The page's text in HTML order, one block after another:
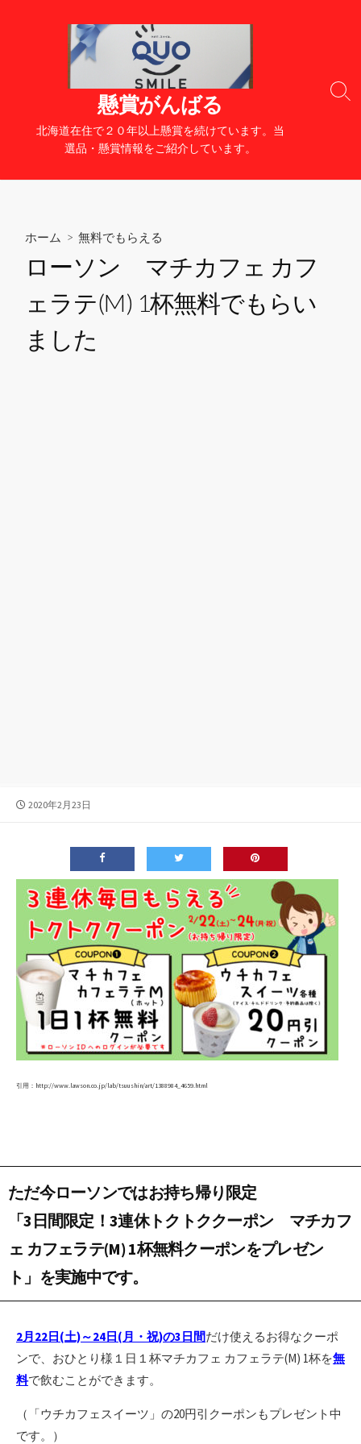
懸賞がんばる
北海道在住で２０年以上懸賞を続けています。当
選品・懸賞情報をご紹介しています。
検
ホーム > 無料でもらえる
ローソン マチカフェ カフ
ェラテ(M) 1杯無料でもらい
ました
公
2020年2月23日
引用：http://www.lawson.co.jp/lab/tsuushin/art/1388984_4659.html
ただ今ローソンではお持ち帰り限定
「3日間限定！3連休トクトククーポン マチカフ
ェ カフェラテ(M) 1杯無料クーポンをプレゼン
ト」 を実施中です。
2月22日(土)～24日(月・祝)の3日間だけ使えるお得なクーポ
ンで、おひとり様１日１杯マチカフェ カフェラテ(M) 1杯を無
料で飲むことができます。
（「ウチカフェスイーツ」の20円引クーポンもプレゼント中
です。）